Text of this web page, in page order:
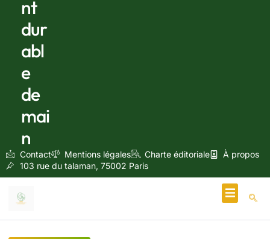
nt
dur
abl
e
de
mai
n
Contact Mentions légales Charte éditoriale
À propos
103 rue du talaman, 75002 Paris